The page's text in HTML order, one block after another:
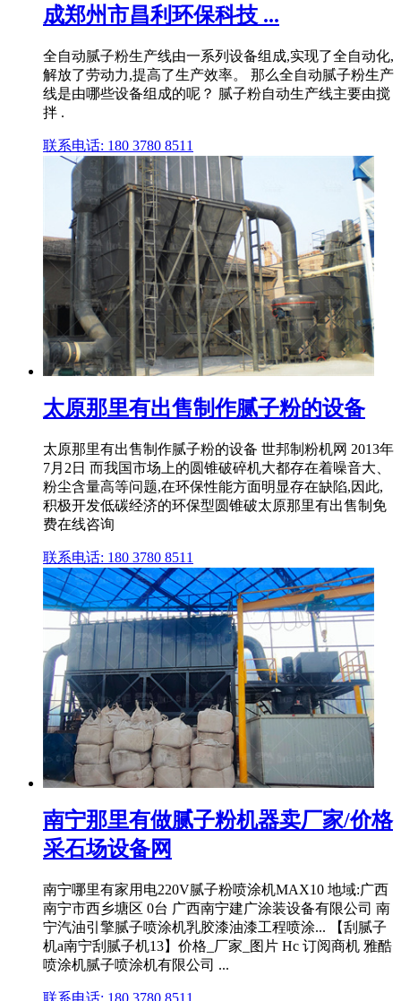
成郑州市昌利环保科技 ...
全自动腻子粉生产线由一系列设备组成,实现了全自动化,
解放了劳动力,提高了生产效率。 那么全自动腻子粉生产
线是由哪些设备组成的呢？ 腻子粉自动生产线主要由搅
拌 .
联系电话: 180 3780 8511
太原那里有出售制作腻子粉的设备
太原那里有出售制作腻子粉的设备 世邦制粉机网 2013年
7月2日 而我国市场上的圆锥破碎机大都存在着噪音大、
粉尘含量高等问题,在环保性能方面明显存在缺陷,因此,
积极开发低碳经济的环保型圆锥破太原那里有出售制免
费在线咨询
联系电话: 180 3780 8511
南宁那里有做腻子粉机器卖厂家/价格
采石场设备网
南宁哪里有家用电220V腻子粉喷涂机MAX10 地域:广西
南宁市西乡塘区 0台 广西南宁建广涂装设备有限公司 南
宁汽油引擎腻子喷涂机乳胶漆油漆工程喷涂... 【刮腻子
机a南宁刮腻子机13】价格_厂家_图片 Hc 订阅商机 雅酷
喷涂机腻子喷涂机有限公司 ...
联系电话: 180 3780 8511